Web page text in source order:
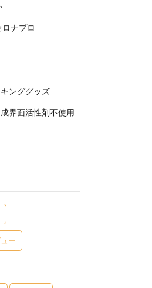
ナプロ
ンググッズ
界面活性剤不使用
ー